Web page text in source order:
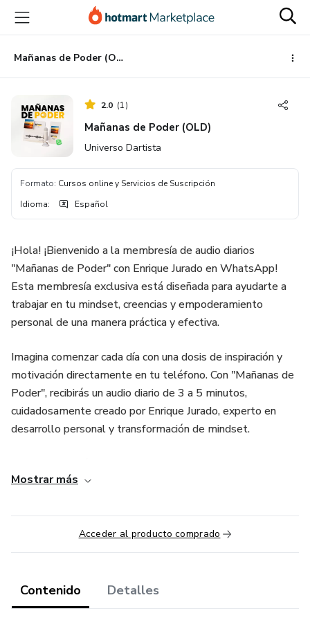
principal
página
de
página
Mañanas de Poder (OLD)
2.0 (1)
Mañanas de Poder (OLD)
Universo Dartista
Formato: Cursos online y Servicios de Suscripción
Idioma: Español
¡Hola! ¡Bienvenido a la membresía de audio diarios
"Mañanas de Poder" con Enrique Jurado en WhatsApp!
Esta membresía exclusiva está diseñada para ayudarte a
trabajar en tu mindset, creencias y empoderamiento
personal de una manera práctica y efectiva.
Imagina comenzar cada día con una dosis de inspiración y
motivación directamente en tu teléfono. Con "Mañanas de
Poder", recibirás un audio diario de 3 a 5 minutos,
cuidadosamente creado por Enrique Jurado, experto en
desarrollo personal y transformación de mindset.
estrategias necesarias para fortalecer tu mentalidad,
Jurado te guiará con su voz cálida y alentadora,
compartiendo valiosas reflexiones, ejercicios prácticos y
consejos para que puedas aplicarlos en tu vida cotidiana.
Con "Mañanas de Poder", tendrás la oportunidad de
cultivar una mentalidad positiva, adquirir nuevas creencias
Mostrar más
Acceder al producto comprado
Contenido Detalles